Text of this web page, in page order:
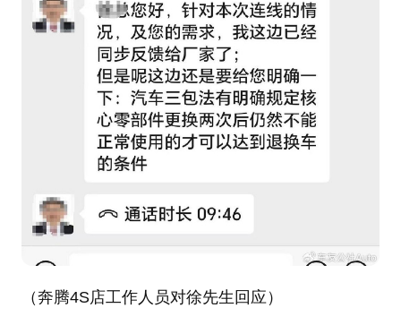
（奔腾4S店工作人员对徐先生回应）